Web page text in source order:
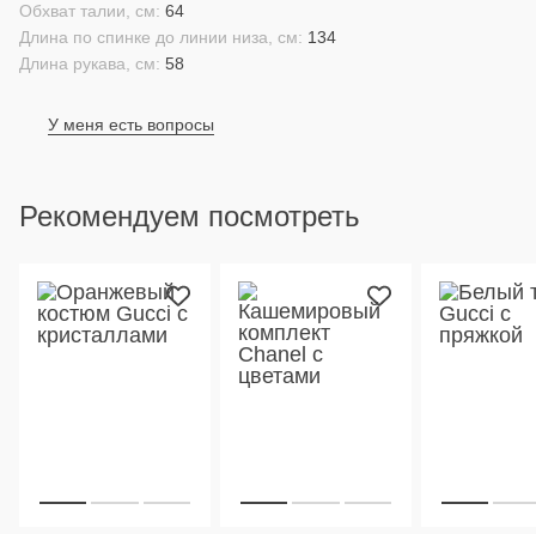
Длина рукава, см: 58
Длина по спинке до линии низа, см: 134
Обхват талии, см: 64
У меня есть вопросы
Рекомендуем посмотреть